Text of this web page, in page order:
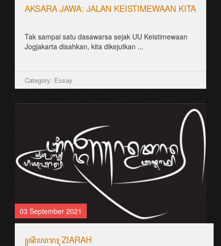
AKSARA JAWA: JALAN KEISTIMEWAAN KITA
Tak sampai satu dasawarsa sejak UU Keistimewaan
Jogjakarta disahkan, kita dikejutkan ...
Category: Essay
03 September 2021
꧋ꦗ꦳ꦶꦪꦫꦃ ZIARAH